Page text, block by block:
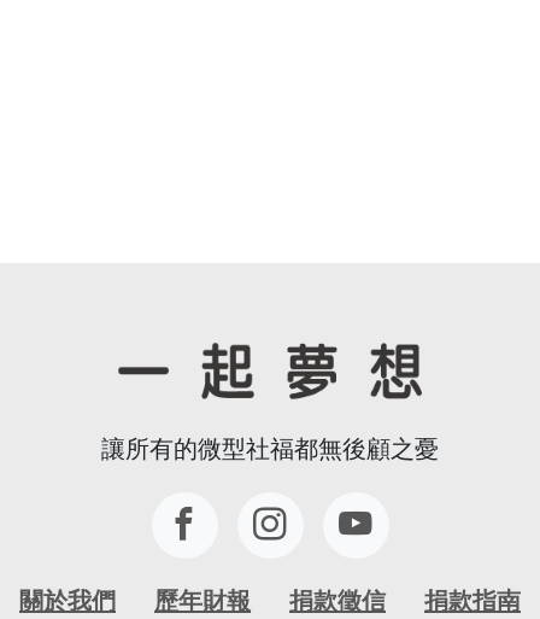
讓所有的微型社福都無後顧之憂
關於我們 歷年財報 捐款徵信 捐款指南